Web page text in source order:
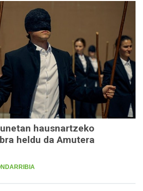
hausnartzeko
heldu da Amutera